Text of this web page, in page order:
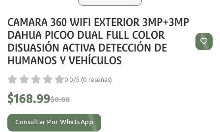
CAMARA 360 WIFI EXTERIOR 3MP+3MP
DAHUA PICOO DUAL FULL COLOR
DISUASIÓN ACTIVA DETECCIÓN DE
HUMANOS Y VEHÍCULOS
0.0/5 (0 reseñas)
$168.99$0.00
Consultar Por WhatsApp